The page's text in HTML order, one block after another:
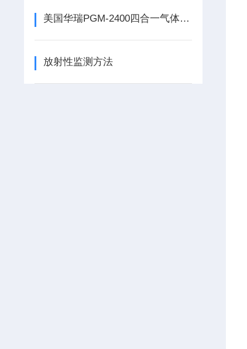
美国华瑞PGM-2400四合一气体检测仪参数
放射性监测方法